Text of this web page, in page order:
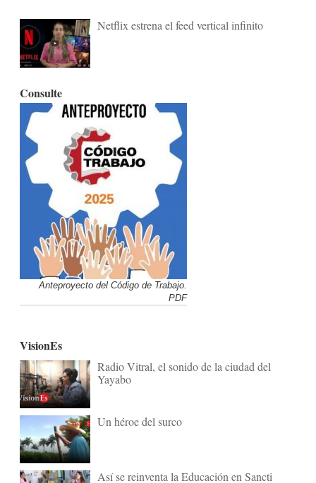
Netflix estrena el feed vertical infinito
Consulte
Anteproyecto del Código de Trabajo.
PDF
VisionEs
Radio Vitral, el sonido de la ciudad del
Yayabo
Un héroe del surco
Así se reinventa la Educación en Sancti